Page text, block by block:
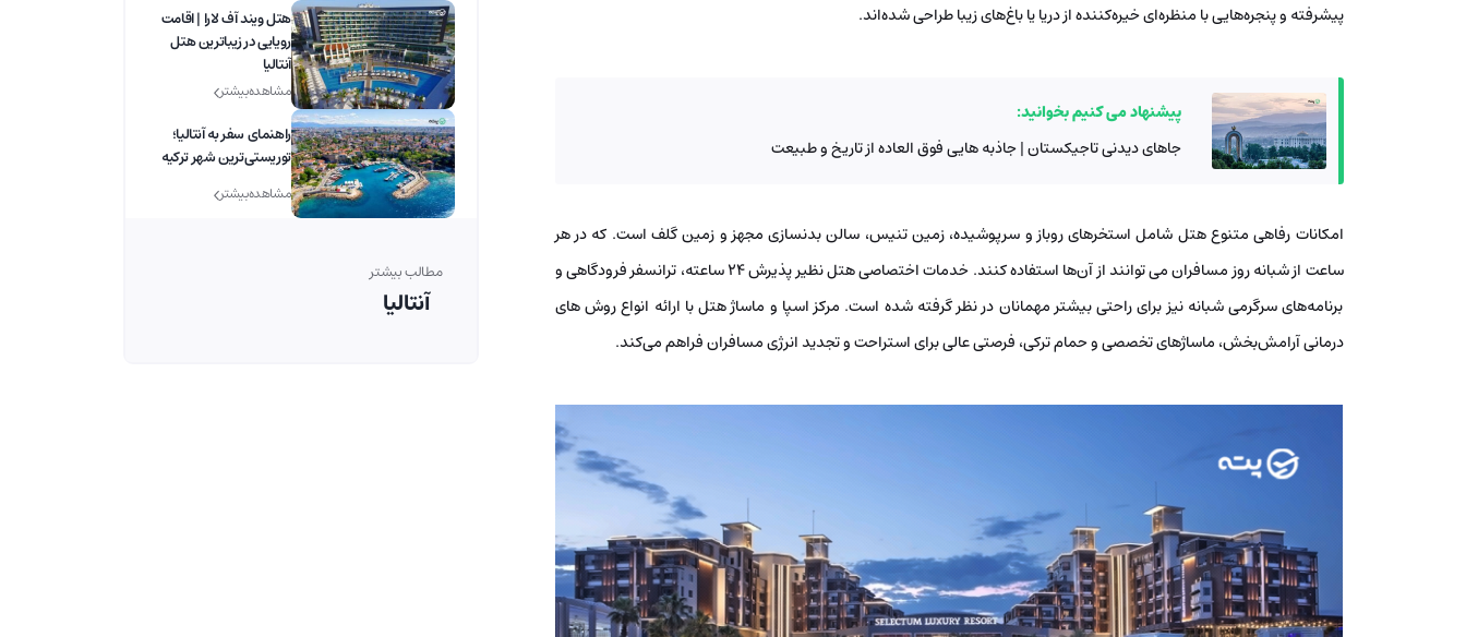
پیشرفته و پنجره‌هایی با منظره‌ای خیره‌کننده از دریا یا باغ‌های زیبا طراحی شده‌اند.
پیشنهاد می کنیم بخوانید:
جاهای دیدنی تاجیکستان | جاذبه هایی فوق العاده از تاریخ و طبیعت
امکانات رفاهی متنوع هتل شامل استخرهای روباز و سرپوشیده، زمین تنیس، سالن بدنسازی مجهز و زمین گلف است. که در هر
ساعت از شبانه روز مسافران می توانند از آن‌ها استفاده کنند. خدمات اختصاصی هتل نظیر پذیرش ۲۴ ساعته، ترانسفر فرودگاهی و
برنامه‌های سرگرمی شبانه نیز برای راحتی بیشتر مهمانان در نظر گرفته شده است. مرکز اسپا و ماساژ هتل با ارائه انواع روش های
درمانی آرامش‌بخش، ماساژهای تخصصی و حمام ترکی، فرصتی عالی برای استراحت و تجدید انرژی مسافران فراهم می‌کند.
هتل ویند آف لارا | اقامت
رویایی در زیباترین هتل
آنتالیا
مشاهده بیشتر
راهنمای سفر به آنتالیا؛
توریستی‌ترین شهر ترکیه
مشاهده بیشتر
مطالب بیشتر
آنتالیا